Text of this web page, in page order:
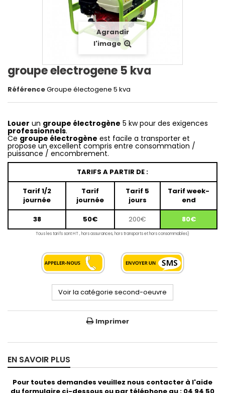
Agrandir
l'image
groupe electrogene 5 kva
RéférenceGroupe électogene 5 kva
Louer un groupe électrogène 5 kw pour des exigences
professionnels.
Ce groupe électrogène est facile a transporter et
propose un excellent compris entre consommation /
puissance / encombrement.
TARIFS A PARTIR DE :
Tarif 1/2
journée
Tarif
journée
Tarif 5
jours
Tarif week-
end
38
50€ 200€ 80€
Tous les tarifs sont HT , hors assurances, hors transports et hors consommables)
Voir la catégorie second-oeuvre
Imprimer
EN SAVOIR PLUS
Pour toutes demandes veuillez nous contacter à l'aide